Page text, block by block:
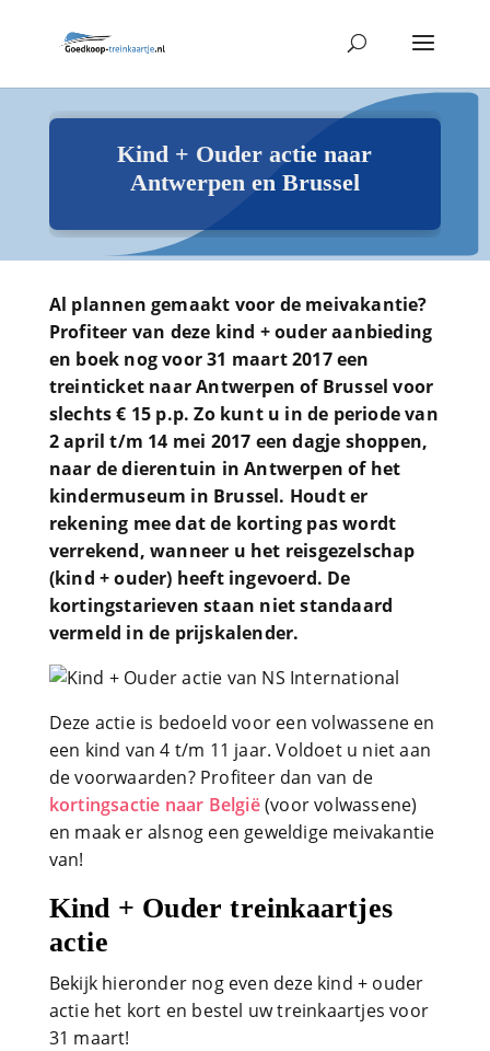
Kind + Ouder actie naar
Antwerpen en Brussel
Al plannen gemaakt voor de meivakantie?
Profiteer van deze kind + ouder aanbieding
en boek nog voor 31 maart 2017 een
treinticket naar Antwerpen of Brussel voor
slechts € 15 p.p. Zo kunt u in de periode van
2 april t/m 14 mei 2017 een dagje shoppen,
naar de dierentuin in Antwerpen of het
kindermuseum in Brussel. Houdt er
rekening mee dat de korting pas wordt
verrekend, wanneer u het reisgezelschap
(kind + ouder) heeft ingevoerd. De
kortingstarieven staan niet standaard
vermeld in de prijskalender.
Deze actie is bedoeld voor een volwassene en
een kind van 4 t/m 11 jaar. Voldoet u niet aan
de voorwaarden? Profiteer dan van de
kortingsactie naar België(voor volwassene)
en maak er alsnog een geweldige meivakantie
van!
Kind + Ouder treinkaartjes
actie
Bekijk hieronder nog even deze kind + ouder
actie het kort en bestel uw treinkaartjes voor
31 maart!